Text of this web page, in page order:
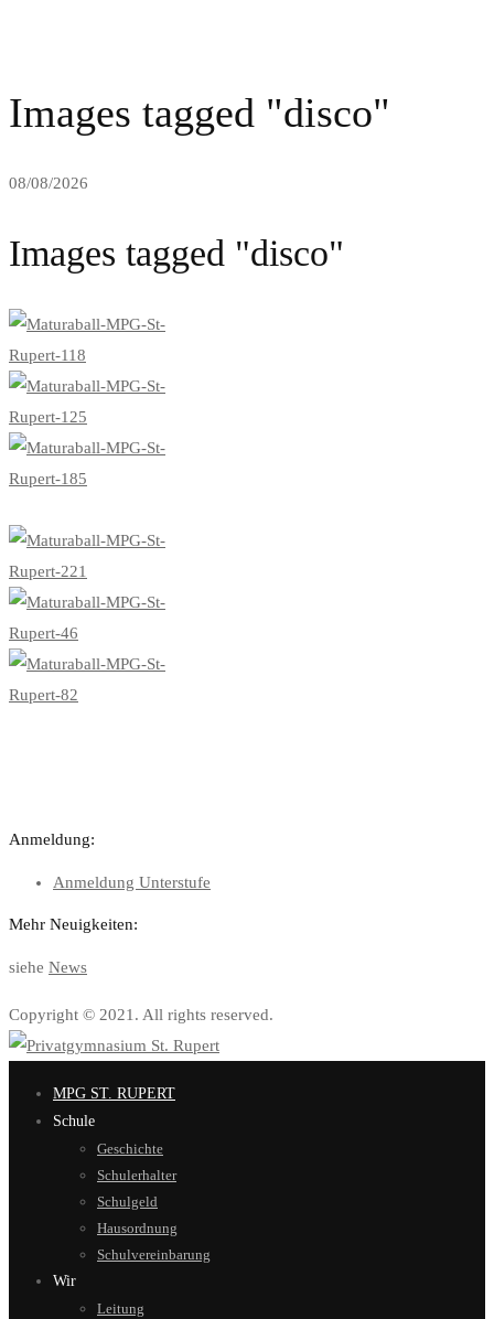
Images tagged "disco"
08/08/2026
Images tagged "disco"
Anmeldung:
Anmeldung Unterstufe
Mehr Neuigkeiten:
siehe News
Copyright © 2021. All rights reserved.
MPG ST. RUPERT
Schule
Geschichte
Schulerhalter
Schulgeld
Hausordnung
Schulvereinbarung
Wir
Leitung